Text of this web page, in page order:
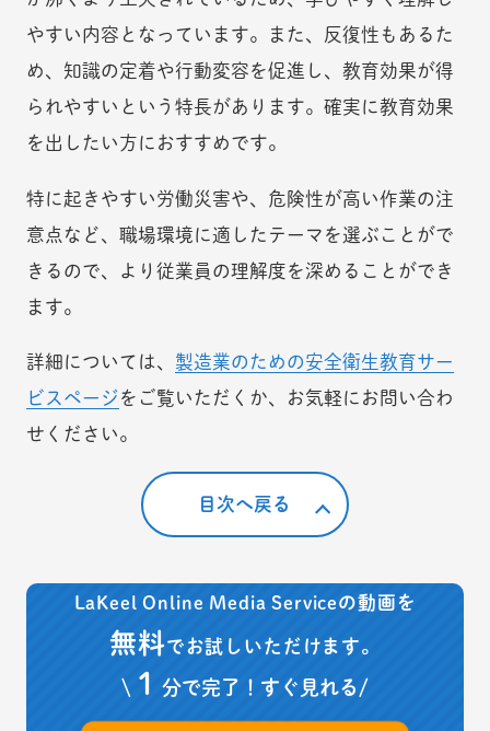
やすい内容となっています。また、反復性もあるた
め、知識の定着や行動変容を促進し、教育効果が得
られやすいという特長があります。確実に教育効果
を出したい方におすすめです。
特に起きやすい労働災害や、危険性が高い作業の注
意点など、職場環境に適したテーマを選ぶことがで
きるので、より従業員の理解度を深めることができ
ます。
詳細については、 製造業のための安全衛生教育サー
ビスページをご覧いただくか、お気軽にお問い合わ
せください。
目次へ戻る
LaKeel Online Media Serviceの動画を
無料でお試しいただけます。
\ １ 分で完了！すぐ見れる/